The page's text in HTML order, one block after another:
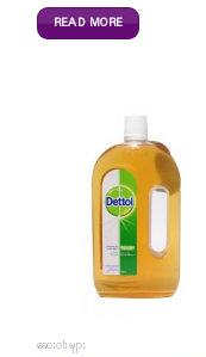
READ MORE
ဆေးဝါးများ